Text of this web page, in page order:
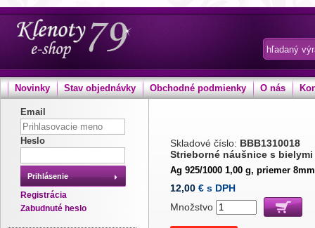
Novinky Stav objednávky Obchodné podmienky O nás
Email
Heslo
Prihlásenie
Registrácia
Zabudnuté heslo
Skladové číslo: BBB1310018
Strieborné náušnice s bielymi
Ag 925/1000 1,00 g, priemer 8mm
12,00 € s DPH
Množstvo